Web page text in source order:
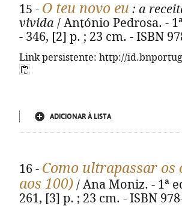
15 - O teu novo eu : a
vivida / António Pedrosa. -
- 346, [2] p. ; 23 cm. - ISBN
Link persistente: http://
ADICIONAR À LISTA
16 - Como ultrapassar os
aos 100) / Ana Moniz. - 1ª
261, [3] p. ; 23 cm. - ISBN